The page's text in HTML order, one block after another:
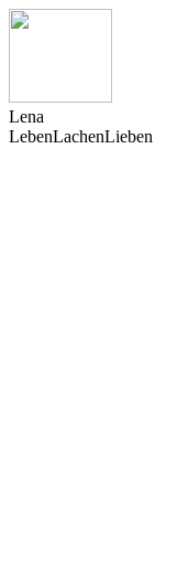
Lena
LebenLachenLieben